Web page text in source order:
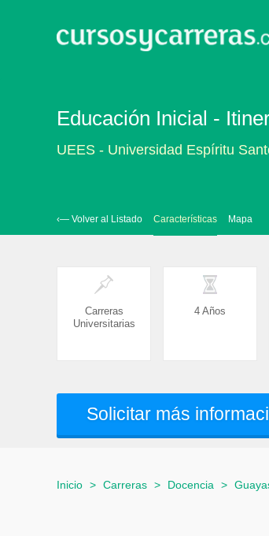
Educación Inicial -
UEES - Universidad Espíritu
‹— Volver al Listado Características Mapa
Carreras
Universitarias
4 Años
Solicitar más
Inicio > Carreras > Docencia >